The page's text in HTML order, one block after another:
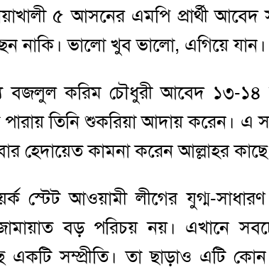
৫ আসনের এমপি প্রার্থী
নাকি। ভালো খুব ভালো, এগিয়ে যান।
বজলুল করিম চৌধুরী আবেদ ১৩-১৪
তিনি শুকরিয়া আদায় করেন। এ
হেদায়েত কামনা করেন আল্লাহর
স্টেট আওয়ামী লীগের যুগ্ম-
জামায়াত বড় পরিচয় নয়। এখানে
একটি সম্প্রীতি। তা ছাড়াও এটি